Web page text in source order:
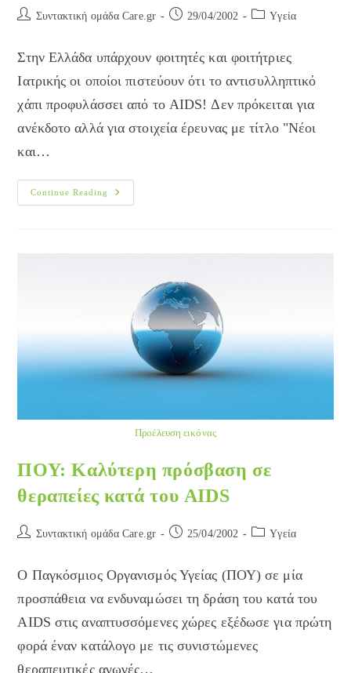
Post Συντακτική ομάδα Care.gr
Post 29/04/2002
PostYγεία
Στην Ελλάδα υπάρχουν φοιτητές και φοιτήτριες
Ιατρικής οι οποίοι πιστεύουν ότι το αντισυλληπτικό
χάπι προφυλάσσει από το AIDS! Δεν πρόκειται για
ανέκδοτο αλλά για στοιχεία έρευνας με τίτλο "Νέοι
και…
Continue Reading
Κενά
Στην
Μεταδιδόμενα
Νοσήματα
Προέλευση εικόνας
ΠΟΥ: Καλύτερη πρόσβαση σε
θεραπείες κατά του AIDS
Post Συντακτική ομάδα Care.gr
Post 25/04/2002
PostYγεία
Ο Παγκόσμιος Οργανισμός Υγείας (ΠΟΥ) σε μία
προσπάθεια να ενδυναμώσει τη δράση του κατά του
AIDS στις αναπτυσσόμενες χώρες εξέδωσε για πρώτη
φορά έναν κατάλογο με τις συνιστώμενες
θεραπευτικές αγωγές…